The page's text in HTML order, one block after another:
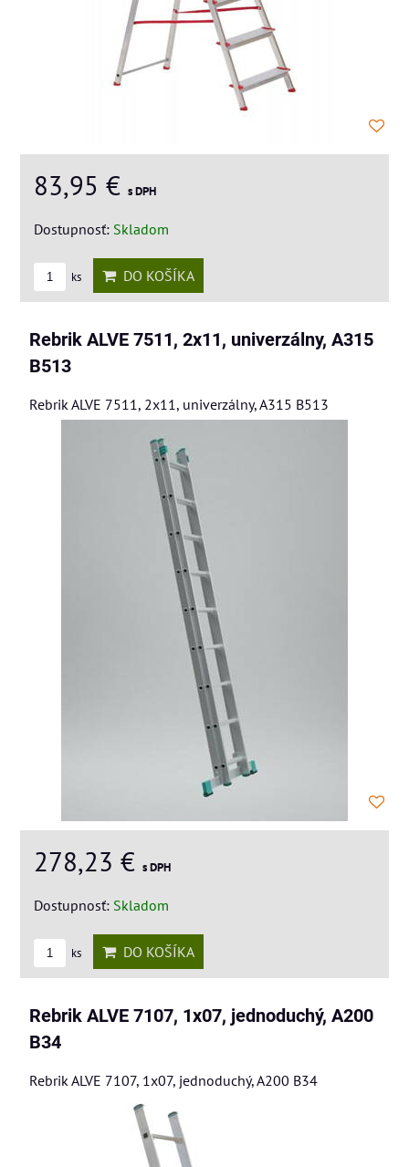
83,95 € s DPH
Dostupnosť: Skladom
ks DO KOŠÍKA
Rebrik ALVE 7511, 2x11, univerzálny, A315
B513
Rebrik ALVE 7511, 2x11, univerzálny, A315 B513
278,23 € s DPH
Dostupnosť: Skladom
ks DO KOŠÍKA
Rebrik ALVE 7107, 1x07, jednoduchý, A200
B34
Rebrik ALVE 7107, 1x07, jednoduchý, A200 B34